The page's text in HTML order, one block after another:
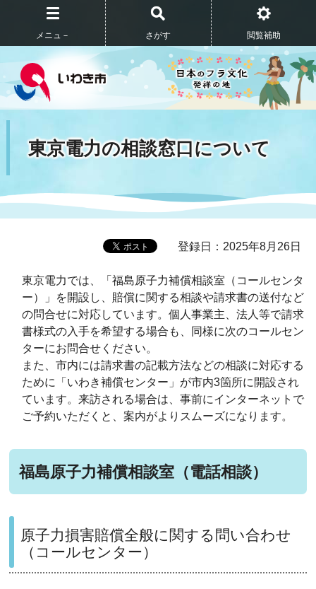
メニュ－ さがす 閲覧補助
東京電力の相談窓口について
登録日：2025年8月26日
東京電力では、「福島原子力補償相談室（コールセンタ
ー）」を開設し、賠償に関する相談や請求書の送付など
の問合せに対応しています。個人事業主、法人等で請求
書様式の入手を希望する場合も、同様に次のコールセン
ターにお問合せください。
また、市内には請求書の記載方法などの相談に対応する
ために「いわき補償センター」が市内3箇所に開設され
ています。来訪される場合は、事前にインターネットで
ご予約いただくと、案内がよりスムーズになります。
福島原子力補償相談室（電話相談）
原子力損害賠償全般に関する問い合わせ
（コールセンター）